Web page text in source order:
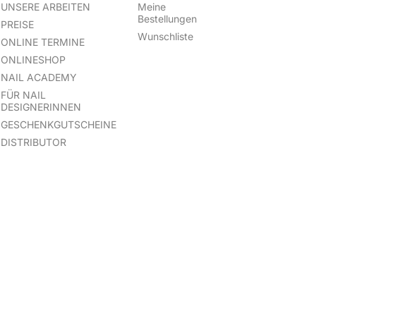
UNSERE ARBEITEN
PREISE
ONLINE TERMINE
ONLINESHOP
NAIL ACADEMY
FÜR NAIL
DESIGNERINNEN
GESCHENKGUTSCHEINE
DISTRIBUTOR
Meine
Bestellungen
Wunschliste